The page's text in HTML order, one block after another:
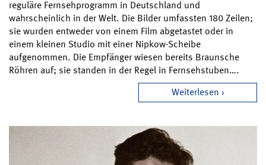
reguläre Fernsehprogramm in Deutschland und
wahrscheinlich in der Welt. Die Bilder umfassten 180 Zeilen;
sie wurden entweder von einem Film abgetastet oder in
einem kleinen Studio mit einer Nipkow-Scheibe
aufgenommen. Die Empfänger wiesen bereits Braunsche
Röhren auf; sie standen in der Regel in Fernsehstuben….
Weiterlesen